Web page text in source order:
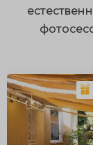
множество
огромный
К
старинного
усадьбы с